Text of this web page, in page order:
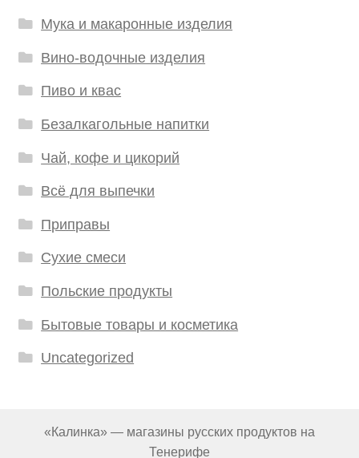
Мука и макаронные изделия
Вино-водочные изделия
Пиво и квас
Безалкагольные напитки
Чай, кофе и цикорий
Всё для выпечки
Приправы
Сухие смеси
Польские продукты
Бытовые товары и косметика
Uncategorized
«Калинка» — магазины русских продуктов на
Тенерифе